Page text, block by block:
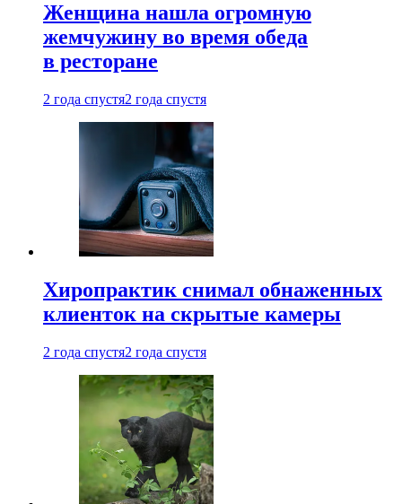
Женщина нашла огромную
жемчужину во время обеда
в ресторане
2 года спустя2 года спустя
Хиропрактик снимал обнаженных
клиенток на скрытые камеры
2 года спустя2 года спустя